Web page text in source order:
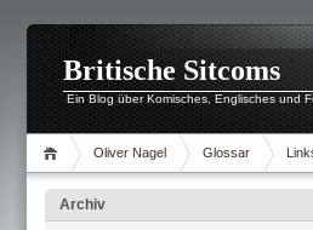
Britische Sitcoms
Ein Blog über Komisches, Englisches und
Oliver Nagel Glossar
Archiv